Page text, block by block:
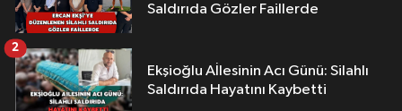
Saldırıda Gözler Faillerde
Ekşioğlu Aİlesinin Acı Günü: Silahlı
Saldırıda Hayatını Kaybetti
2